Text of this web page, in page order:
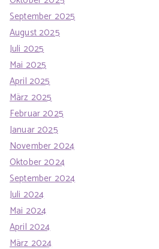
September 2025
August 2025
Juli 2025
Mai 2025
April 2025
März 2025
Februar 2025
Januar 2025
November 2024
Oktober 2024
September 2024
Juli 2024
Mai 2024
April 2024
März 2024